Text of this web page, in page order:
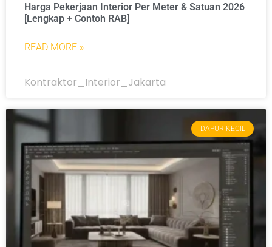
Harga Pekerjaan Interior Per Meter & Satuan 2026
[Lengkap + Contoh RAB]
READ MORE »
Kontraktor_Interior_Jakarta
DAPUR KECIL